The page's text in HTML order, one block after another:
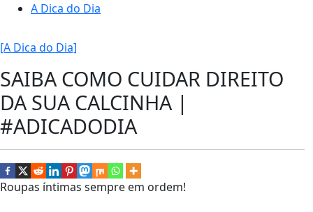
A Dica do Dia
[A Dica do Dia]
SAIBA COMO CUIDAR DIREITO
DA SUA CALCINHA |
#ADICADODIA
Roupas íntimas sempre em ordem!